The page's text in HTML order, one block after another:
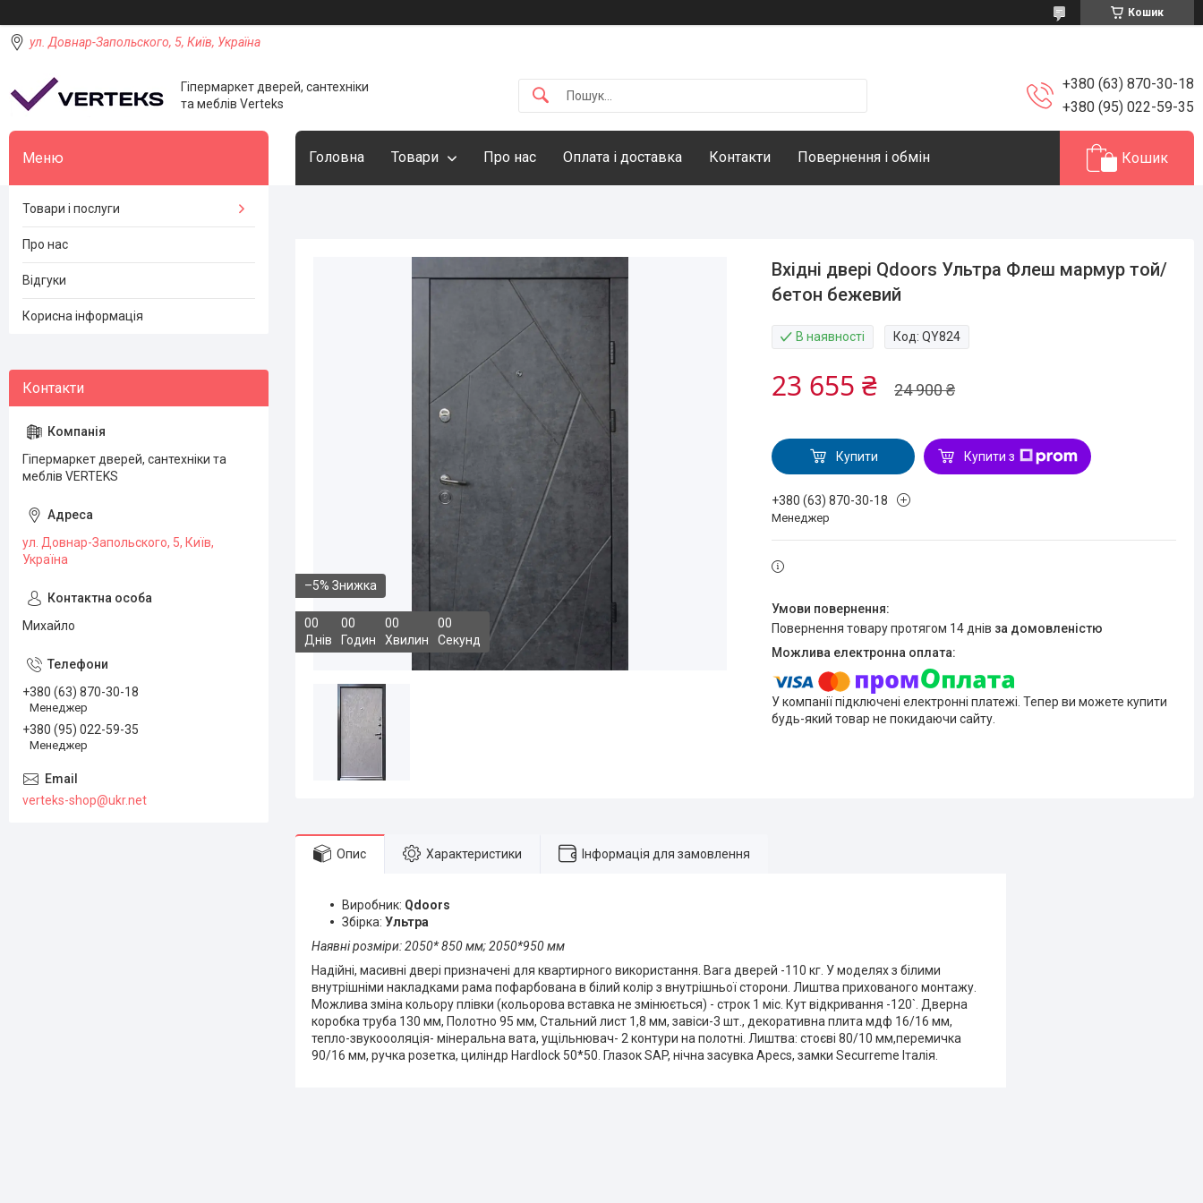
Кошик
ул. Довнар-Запольского, 5, Київ, Україна
Гіпермаркет дверей, сантехніки
та меблів Verteks
+380 (63) 870-30-18
+380 (95) 022-59-35
Головна Товари Про нас Оплата і доставка Контакти Повернення і обмін Кошик
–5%
00
Днів
00
Годин
00
Хвилин
00
Секунд
Вхідні двері Qdoors Ультра Флеш мармур той/
бетон бежевий
В наявності Код:QY824
24 900 ₴
23 655 ₴
Купити Купити з
+380 (63) 870-30-18
Менеджер
повернення товару протягом 14 днів за домовленістю
У компанії підключені електронні платежі. Тепер ви можете купити
будь-який товар не покидаючи сайту.
Опис Характеристики Інформація для замовлення
Виробник: Qdoors
Збірка: Ультра
Наявні розміри: 2050* 850 мм; 2050*950 мм
Надійні, масивні двері призначені для квартирного використання. Вага дверей -110 кг. У моделях з білими
внутрішніми накладками рама пофарбована в білий колір з внутрішньої сторони. Лиштва прихованого монтажу.
Можлива зміна кольору плівки (кольорова вставка не змінюється) - строк 1 міс. Кут відкривання -120`. Дверна
коробка труба 130 мм, Полотно 95 мм, Стальний лист 1,8 мм, завіси-3 шт., декоративна плита мдф 16/16 мм,
тепло-звукоооляція- мінеральна вата, ущільнювач- 2 контури на полотні. Лиштва: стоєві 80/10 мм,перемичка
90/16 мм, ручка розетка, циліндр Hardlock 50*50. Глазок SAP, нічна засувка Apecs, замки Securreme Італія.
Товари і послуги
Про нас
Відгуки
Корисна інформація
Гіпермаркет дверей, сантехніки та
меблів VERTEKS
ул. Довнар-Запольского, 5, Київ,
Україна
Михайло
+380 (63) 870-30-18
Менеджер
+380 (95) 022-59-35
Менеджер
verteks-shop@ukr.net